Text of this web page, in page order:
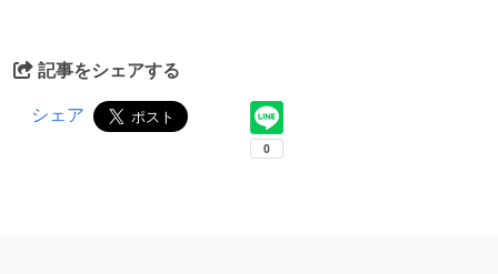
記事をシェアする
シェア